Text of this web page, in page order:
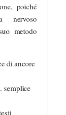
poiché
nervoso
metodo
di ancore
semplice